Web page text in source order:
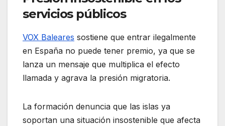
servicios públicos
VOX Baleares sostiene que entrar ilegalmente
en España no puede tener premio, ya que se
lanza un mensaje que multiplica el efecto
llamada y agrava la presión migratoria.
La formación denuncia que las islas ya
soportan una situación insostenible que afecta